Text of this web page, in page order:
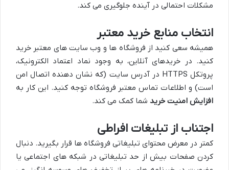
مشکلات احتمالی در آینده جلوگیری می کند.
انتخاب منابع خرید معتبر
همیشه سعی کنید از فروشگاه ها و وب سایت های معتبر خرید
کنید. در خریدهای آنلاین، به وجود نماد اعتماد الکترونیک،
پروتکل HTTPS در آدرس سایت (که نشان دهنده اتصال امن
است) و اطلاعات تماس معتبر فروشگاه توجه کنید. این کار به
افزایش امنیت خرید شما کمک می کند.
اجتناب از تبلیغات افراطی
کمتر در معرض محتوای تبلیغاتی فروشگاه ها قرار بگیرید. دنبال
کردن صفحات بیش از حد تبلیغاتی در شبکه های اجتماعی یا